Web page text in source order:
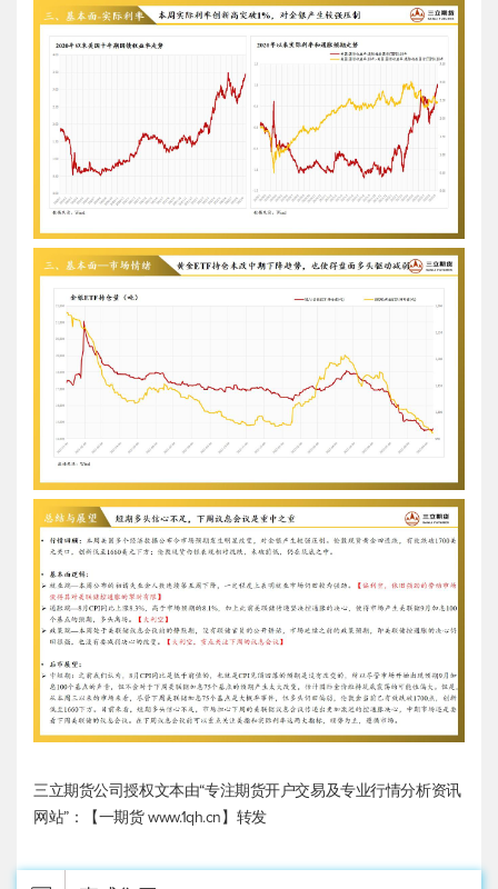
三立期货公司授权文本由“专注期货开户交易及专业行情分析资讯
网站”：【一期货 www.1qh.cn】转发